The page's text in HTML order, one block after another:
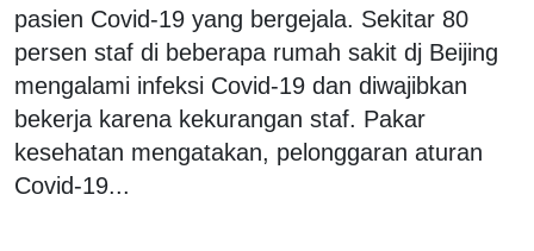
pasien Covid-19 yang bergejala. Sekitar 80
persen staf di beberapa rumah sakit dj Beijing
mengalami infeksi Covid-19 dan diwajibkan
bekerja karena kekurangan staf. Pakar
kesehatan mengatakan, pelonggaran aturan
Covid-19...